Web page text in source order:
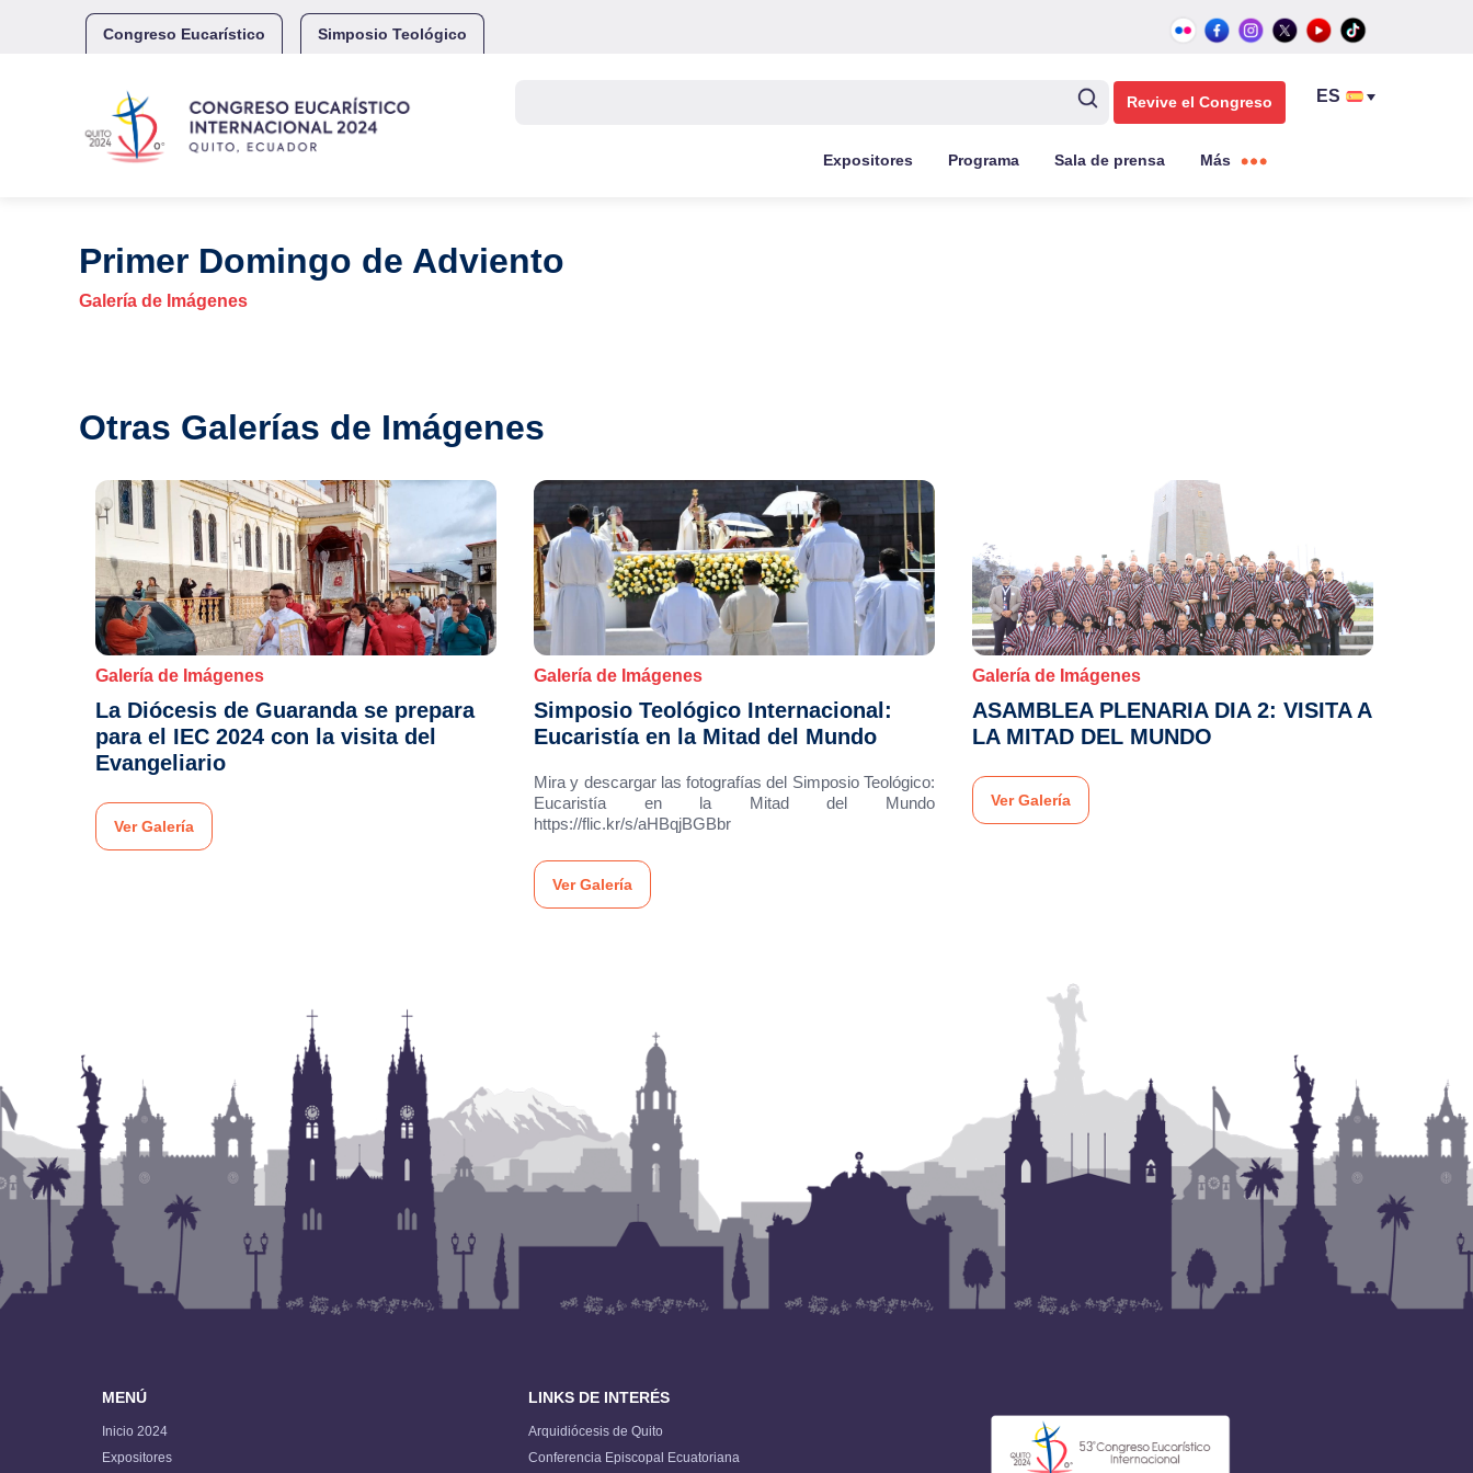
Congreso Eucarístico Simposio Teológico
Revive el Congreso
Expositores Programa Sala de prensa Más
Primer Domingo de Adviento
Galería de Imágenes
Otras Galerías de Imágenes
Galería de Imágenes
La Diócesis de Guaranda se prepara
para el IEC 2024 con la visita del
Evangeliario
Ver Galería
Galería de Imágenes
Simposio Teológico Internacional:
Eucaristía en la Mitad del Mundo
Mira y descargar las fotografías del Simposio Teológico:
Eucaristía en la Mitad del Mundo
https://flic.kr/s/aHBqjBGBbr
Ver Galería
Galería de Imágenes
ASAMBLEA PLENARIA DIA 2: VISITA A
LA MITAD DEL MUNDO
Ver Galería
MENÚ
Inicio 2024
Expositores
LINKS DE INTERÉS
Arquidiócesis de Quito
Conferencia Episcopal Ecuatoriana